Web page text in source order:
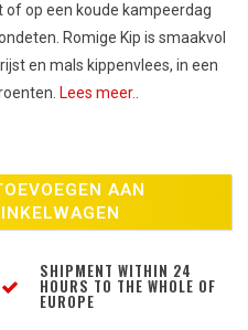
of op een koude kampeerdag
Romige Kip is smaakvol
en mals kippenvlees, in een
Lees meer..
AAN
SHIPMENT WITHIN 24
HOURS TO THE WHOLE OF
EUROPE